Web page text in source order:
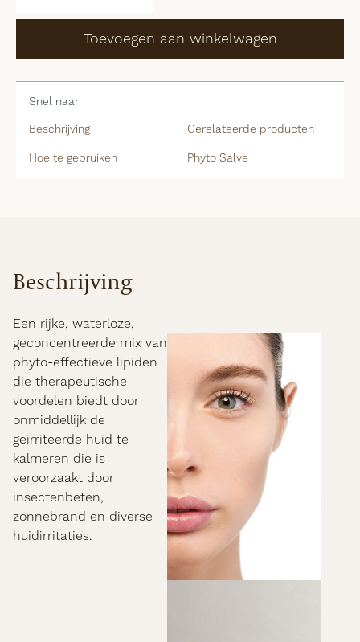
Snel naar
Beschrijving
Gerelateerde producten
Hoe te gebruiken
Phyto Salve
Toevoegen aan winkelwagen
Beschrijving
Een rijke, waterloze,
geconcentreerde mix van
phyto-effectieve lipiden
die therapeutische
voordelen biedt door
onmiddellijk de
geirriteerde huid te
kalmeren die is
veroorzaakt door
insectenbeten,
zonnebrand en diverse
huidirritaties.